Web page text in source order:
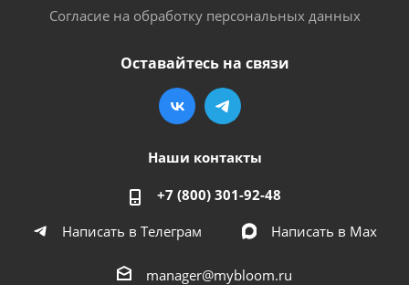
Согласие на обработку персональных данных
Оставайтесь на связи
Наши контакты
+7 (800) 301-92-48
Написать в Телеграм
Написать в Мах
manager@mybloom.ru